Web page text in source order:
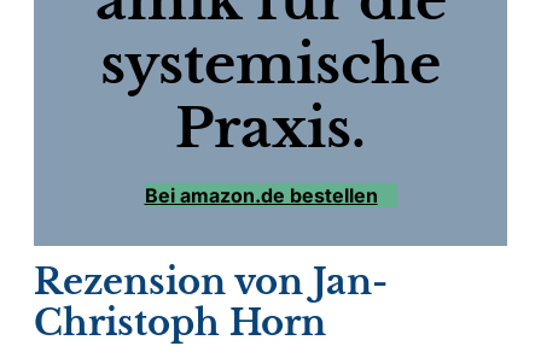
systemische
Praxis.
Bei amazon.de bestellen
Rezension von Jan-
Christoph Horn